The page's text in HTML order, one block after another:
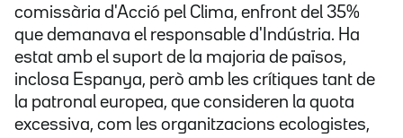
comissària d'Acció pel Clima, enfront del 35%
que demanava el responsable d'Indústria. Ha
estat amb el suport de la majoria de països,
inclosa Espanya, però amb les crítiques tant de
la patronal europea, que consideren la quota
excessiva, com les organitzacions ecologistes,